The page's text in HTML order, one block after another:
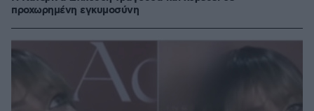
προχωρημένη εγκυμοσύνη